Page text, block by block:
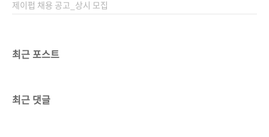
제이펍 채용 공고_상시 모집
최근 포스트
최근 댓글